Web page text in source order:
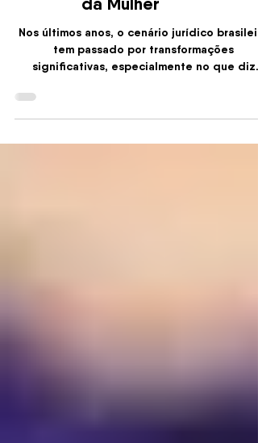
Brasileiro sobre o Direito
da Mulher
Nos últimos anos, o cenário jurídico
significativas, especialmente no que diz
respeito...